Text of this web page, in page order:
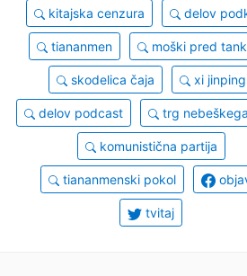
kitajska cenzura delov
tiananmen moški pred
skodelica čaja xi jinping
delov podcast trg
komunistična partija
tiananmenski pokol
tvitaj